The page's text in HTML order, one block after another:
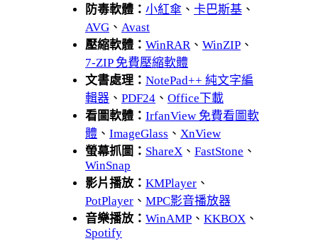
防毒軟體： 小紅傘 、 卡巴斯基 、
AVG 、 Avast
壓縮軟體： WinRAR、 WinZIP 、
7-ZIP 免費壓縮軟體
文書處理： NotePad++ 純文字編
輯器 、 PDF24 、 Office下載
看圖軟體： IrfanView 免費看圖軟
體 、 ImageGlass 、 XnView
螢幕抓圖： ShareX 、 FastStone 、
WinSnap
影片播放： KMPlayer 、
PotPlayer 、 MPC影音播放器
音樂播放： WinAMP 、 KKBOX 、
Spotify